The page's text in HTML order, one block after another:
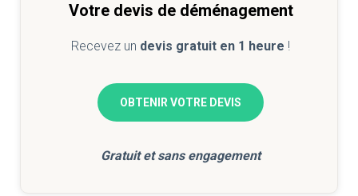
Votre devis de déménagement
Recevez un devis gratuit en 1 heure !
OBTENIR VOTRE DEVIS
Gratuit et sans engagement